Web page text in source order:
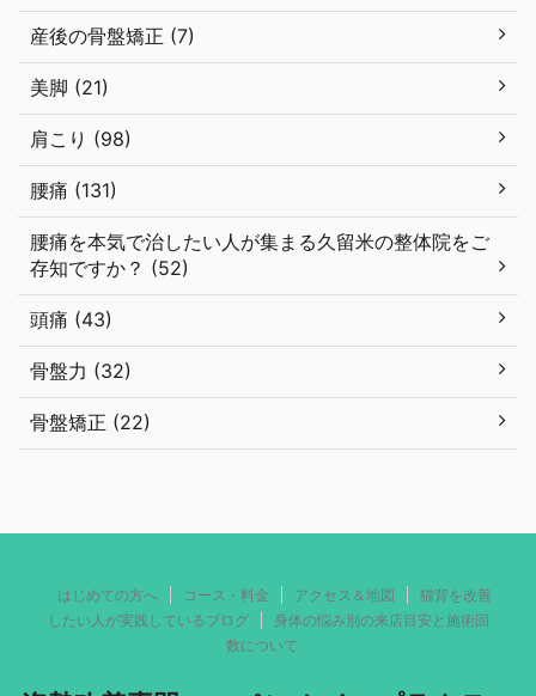
産後の骨盤矯正 (7)
美脚 (21)
肩こり (98)
腰痛 (131)
腰痛を本気で治したい人が集まる久留米の整体院をご
存知ですか？ (52)
頭痛 (43)
骨盤力 (32)
骨盤矯正 (22)
はじめての方へ コース・料金 アクセス＆地図
猫背を改善
したい人が実践しているブログ
身体の悩み別の来店目安と施術回
数について